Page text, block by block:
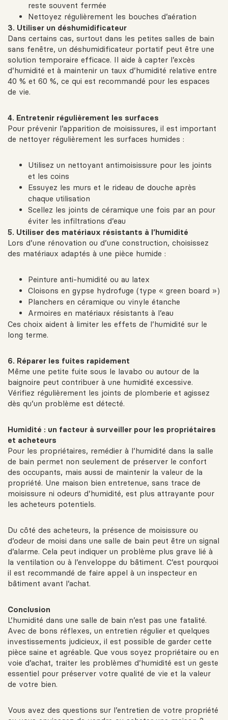
reste souvent fermée
Nettoyez régulièrement les bouches d’aération
3. Utiliser un déshumidificateur
Dans certains cas, surtout dans les petites salles de bain
sans fenêtre, un déshumidificateur portatif peut être une
solution temporaire efficace. Il aide à capter l’excès
d’humidité et à maintenir un taux d’humidité relative entre
40 % et 60 %, ce qui est recommandé pour les espaces
de vie.
4. Entretenir régulièrement les surfaces
Pour prévenir l’apparition de moisissures, il est important
de nettoyer régulièrement les surfaces humides :
Utilisez un nettoyant antimoisissure pour les joints
et les coins
Essuyez les murs et le rideau de douche après
chaque utilisation
Scellez les joints de céramique une fois par an pour
éviter les infiltrations d’eau
5. Utiliser des matériaux résistants à l’humidité
Lors d’une rénovation ou d’une construction, choisissez
des matériaux adaptés à une pièce humide :
Peinture anti-humidité ou au latex
Cloisons en gypse hydrofuge (type « green board »)
Planchers en céramique ou vinyle étanche
Armoires en matériaux résistants à l’eau
Ces choix aident à limiter les effets de l’humidité sur le
long terme.
6. Réparer les fuites rapidement
Même une petite fuite sous le lavabo ou autour de la
baignoire peut contribuer à une humidité excessive.
Vérifiez régulièrement les joints de plomberie et agissez
dès qu’un problème est détecté.
Humidité : un facteur à surveiller pour les propriétaires
et acheteurs
Pour les propriétaires, remédier à l’humidité dans la salle
de bain permet non seulement de préserver le confort
des occupants, mais aussi de maintenir la valeur de la
propriété. Une maison bien entretenue, sans trace de
moisissure ni odeurs d’humidité, est plus attrayante pour
les acheteurs potentiels.
Du côté des acheteurs, la présence de moisissure ou
d’odeur de moisi dans une salle de bain peut être un signal
d’alarme. Cela peut indiquer un problème plus grave lié à
la ventilation ou à l’enveloppe du bâtiment. C’est pourquoi
il est recommandé de faire appel à un inspecteur en
bâtiment avant l’achat.
Conclusion
L’humidité dans une salle de bain n’est pas une fatalité.
Avec de bons réflexes, un entretien régulier et quelques
investissements judicieux, il est possible de garder cette
pièce saine et agréable. Que vous soyez propriétaire ou en
voie d’achat, traiter les problèmes d’humidité est un geste
essentiel pour préserver votre qualité de vie et la valeur
de votre bien.
Vous avez des questions sur l’entretien de votre propriété